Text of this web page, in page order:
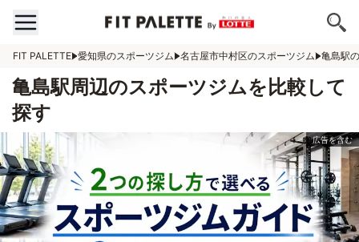
FIT PALETTE 愛知県のスポーツジム 名古屋市中村区のスポーツジム 亀島駅
亀島駅周辺のスポーツジムを比較して
探す